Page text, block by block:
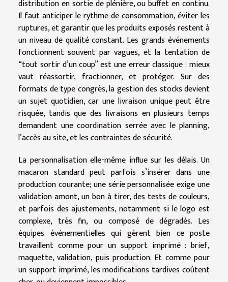
distribution en sortie de plénière, ou buffet en continu.
Il faut anticiper le rythme de consommation, éviter les
ruptures, et garantir que les produits exposés restent à
un niveau de qualité constant. Les grands événements
fonctionnent souvent par vagues, et la tentation de
“tout sortir d’un coup” est une erreur classique : mieux
vaut réassortir, fractionner, et protéger. Sur des
formats de type congrès, la gestion des stocks devient
un sujet quotidien, car une livraison unique peut être
risquée, tandis que des livraisons en plusieurs temps
demandent une coordination serrée avec le planning,
l’accès au site, et les contraintes de sécurité.
La personnalisation elle-même influe sur les délais. Un
macaron standard peut parfois s’insérer dans une
production courante; une série personnalisée exige une
validation amont, un bon à tirer, des tests de couleurs,
et parfois des ajustements, notamment si le logo est
complexe, très fin, ou composé de dégradés. Les
équipes événementielles qui gèrent bien ce poste
travaillent comme pour un support imprimé : brief,
maquette, validation, puis production. Et comme pour
un support imprimé, les modifications tardives coûtent